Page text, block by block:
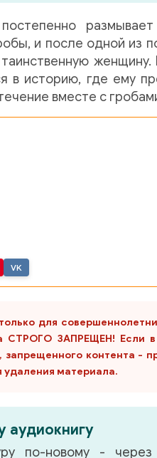
и после одной из
женщину.
в историю, где ему
вместе с
VK
для
СТРОГО ЗАПРЕЩЕН! Если в
запрещенного контента -
удаления материала.
аудиокнигу
по-новому - через